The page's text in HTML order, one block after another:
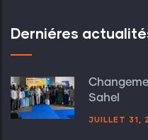
Derniéres
Sahel
JUILLET 31,